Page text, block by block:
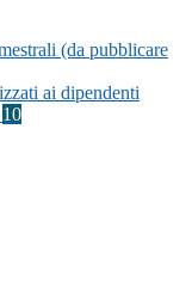
(da pubblicare
ai dipendenti
10